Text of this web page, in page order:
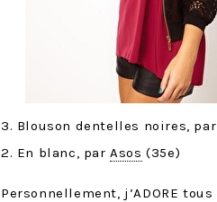
3. Blouson dentelles noires, par
2. En blanc, parAsos (35e)
Personnellement, j’ADORE tous